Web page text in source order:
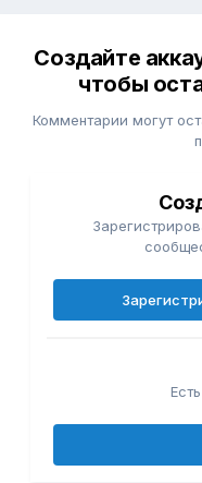
Создайте
чтобы
Комментарии могут